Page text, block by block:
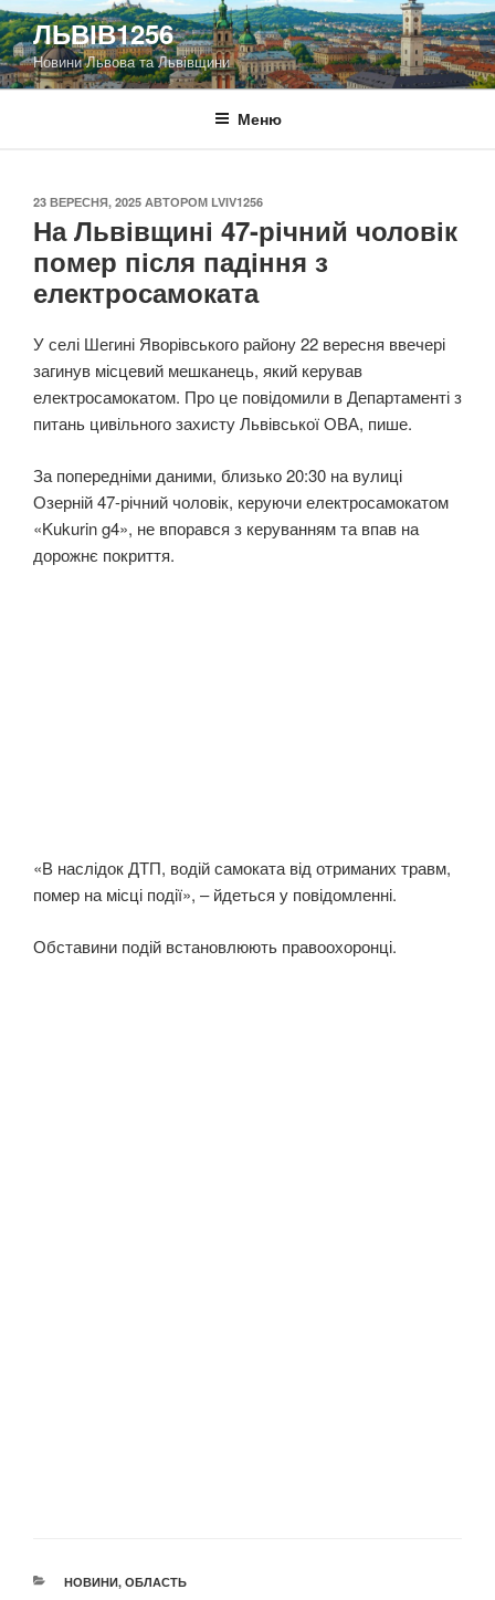
Перейти
до
вмісту
ЛЬВІВ1256
Новини Львова та Львівщини
Меню
ОПУБЛІКОВАНО
23 ВЕРЕСНЯ, 2025 АВТОРОМ LVIV1256
На Львівщині 47-річний чоловік
помер після падіння з
електросамоката
У селі Шегині Яворівського району 22 вересня ввечері
загинув місцевий мешканець, який керував
електросамокатом. Про це повідомили в Департаменті з
питань цивільного захисту Львівської ОВА, пише.
За попередніми даними, близько 20:30 на вулиці
Озерній 47-річний чоловік, керуючи електросамокатом
«Kukurin g4», не впорався з керуванням та впав на
дорожнє покриття.
«В наслідок ДТП, водій самоката від отриманих травм,
помер на місці події», – йдеться у повідомленні.
Обставини подій встановлюють правоохоронці.
КАТЕГОРІЇ
НОВИНИ, ОБЛАСТЬ